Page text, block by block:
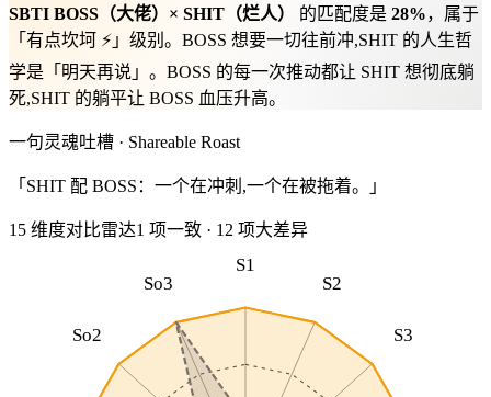
SBTI BOSS （大佬）× SHIT （烂人） 的匹配度是 28%，属于
「 有点坎坷 ⚡ 」级别。 BOSS 想要一切往前冲,SHIT 的人生哲
学是「明天再说」。BOSS 的每一次推动都让 SHIT 想彻底躺
死,SHIT 的躺平让 BOSS 血压升高。
一句灵魂吐槽 · Shareable Roast
「SHIT 配 BOSS：一个在冲刺,一个在被拖着。」
15 维度对比雷达1 项一致 · 12 项大差异
S1
S2
S3
So2
So3